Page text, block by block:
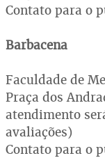
Contato para o
Barbacena
Faculdade de
Praça dos
atendimento
avaliações)
Contato para o